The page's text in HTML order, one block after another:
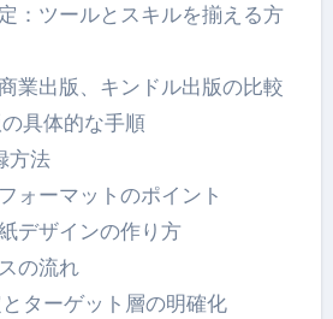
：ツールとスキルを揃える方
業出版、キンドル出版の比較
具体的な手順
方法
ォーマットのポイント
デザインの作り方
の流れ
ターゲット層の明確化